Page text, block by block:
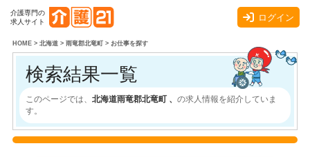
介護専門の
求人サイト
ログイン
HOME> 北海道> 雨竜郡北竜町> お仕事を探す
検索結果一覧
このページでは、 北海道雨竜郡北竜町 、 の求人情報を紹介していま
す。